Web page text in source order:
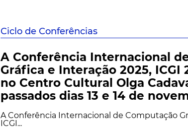
Ciclo de Conferências
A Conferência Internacional
Gráfica e Interação 2025, ICGI
no Centro Cultural Olga
passados dias 13 e 14 de
A Conferência Internacional de Computação
ICGI...